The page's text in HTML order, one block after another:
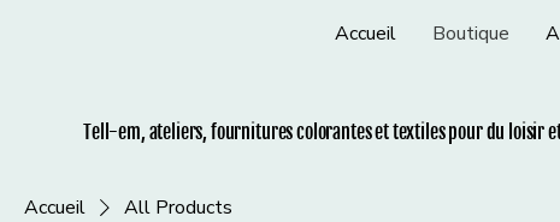
Accueil Boutique
Tell-em, ateliers, fournitures colorantes et textiles pour du loisir
Accueil All Products